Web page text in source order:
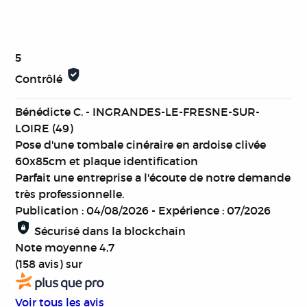
5
Contrôlé
Bénédicte C. - INGRANDES-LE-FRESNE-SUR-
LOIRE (49)
Pose d'une tombale cinéraire en ardoise clivée
60x85cm et plaque identification
Parfait une entreprise a l'écoute de notre demande
très professionnelle.
Publication : 04/08/2026 - Expérience : 07/2026
Sécurisé dans la blockchain
Note moyenne4,7
(158 avis)sur
Voir tous les avis